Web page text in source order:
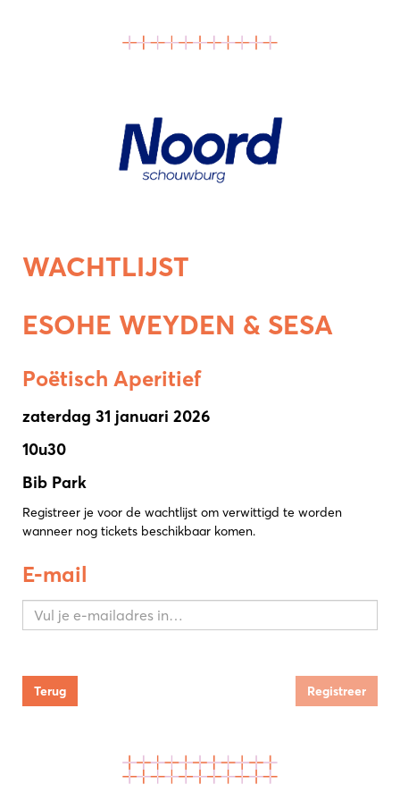
WACHTLIJST
ESOHE WEYDEN & SESA
Poëtisch Aperitief
zaterdag 31 januari 2026
10u30
Bib Park
Registreer je voor de wachtlijst om verwittigd te worden
wanneer nog tickets beschikbaar komen.
E-mail
Terug Registreer